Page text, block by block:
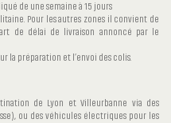
de une semaine à 15 jours
Pour les autres zones il convient de
de délai de livraison annoncé par le
la préparation et l’envoi des colis.
de Lyon et Villeurbanne via des
ou des véhicules électriques pour les